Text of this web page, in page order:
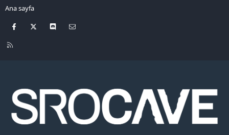
Ana sayfa
Facebook Discord
R